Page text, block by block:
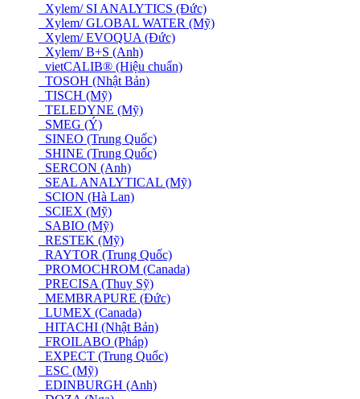
Xylem/ SI ANALYTICS (Đức)
Xylem/ GLOBAL WATER (Mỹ)
Xylem/ EVOQUA (Đức)
Xylem/ B+S (Anh)
vietCALIB® (Hiệu chuẩn)
TOSOH (Nhật Bản)
TISCH (Mỹ)
TELEDYNE (Mỹ)
SMEG (Ý)
SINEO (Trung Quốc)
SHINE (Trung Quốc)
SERCON (Anh)
SEAL ANALYTICAL (Mỹ)
SCION (Hà Lan)
SCIEX (Mỹ)
SABIO (Mỹ)
RESTEK (Mỹ)
RAYTOR (Trung Quốc)
PROMOCHROM (Canada)
PRECISA (Thuỵ Sỹ)
MEMBRAPURE (Đức)
LUMEX (Canada)
HITACHI (Nhật Bản)
FROILABO (Pháp)
EXPECT (Trung Quốc)
ESC (Mỹ)
EDINBURGH (Anh)